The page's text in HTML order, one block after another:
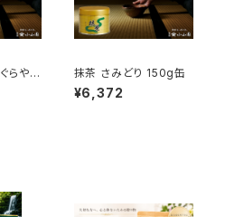
らや
抹茶 さみどり 150g缶
¥6,372